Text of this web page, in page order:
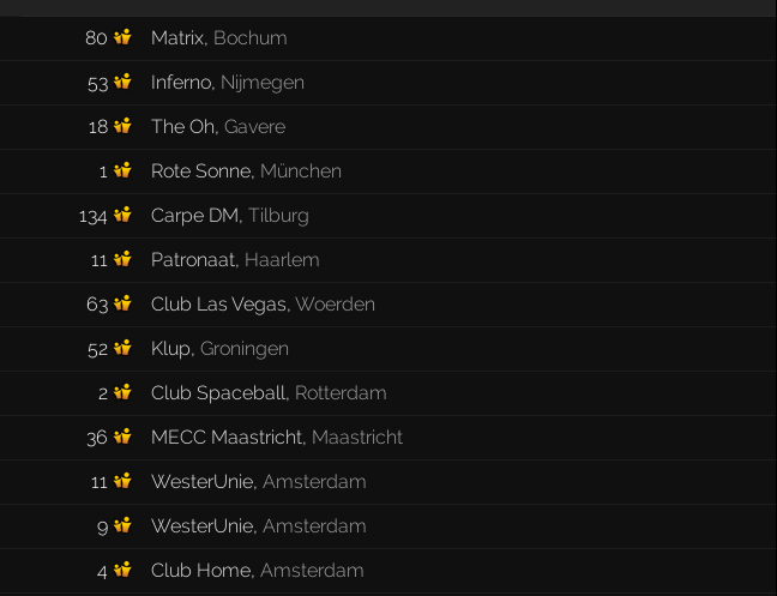
80 Matrix, Bochum
53 Inferno, Nijmegen
18 The Oh, Gavere
1 Rote Sonne, München
134 Carpe DM, Tilburg
11 Patronaat, Haarlem
63 Club Las Vegas, Woerden
52 Klup, Groningen
2 Club Spaceball, Rotterdam
36 MECC Maastricht, Maastricht
11 WesterUnie, Amsterdam
9 WesterUnie, Amsterdam
4 Club Home, Amsterdam